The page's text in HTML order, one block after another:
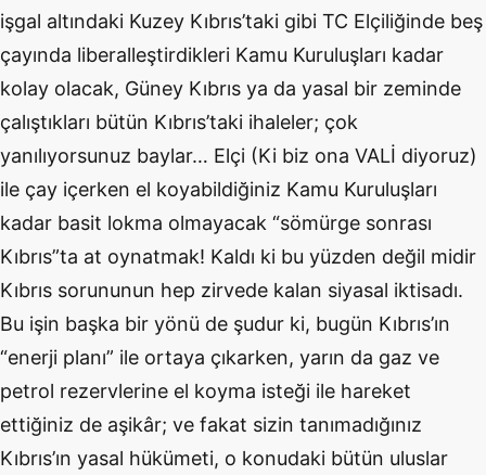
işgal altındaki Kuzey Kıbrıs’taki gibi TC Elçiliğinde beş
çayında liberalleştirdikleri Kamu Kuruluşları kadar
kolay olacak, Güney Kıbrıs ya da yasal bir zeminde
çalıştıkları bütün Kıbrıs’taki ihaleler; çok
yanılıyorsunuz baylar… Elçi (Ki biz ona VALİ diyoruz)
ile çay içerken el koyabildiğiniz Kamu Kuruluşları
kadar basit lokma olmayacak “sömürge sonrası
Kıbrıs”ta at oynatmak! Kaldı ki bu yüzden değil midir
Kıbrıs sorununun hep zirvede kalan siyasal iktisadı.
Bu işin başka bir yönü de şudur ki, bugün Kıbrıs’ın
“enerji planı” ile ortaya çıkarken, yarın da gaz ve
petrol rezervlerine el koyma isteği ile hareket
ettiğiniz de aşikâr; ve fakat sizin tanımadığınız
Kıbrıs’ın yasal hükümeti, o konudaki bütün uluslar